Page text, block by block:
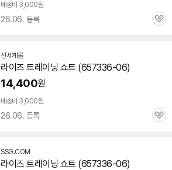
배송비 3,000원
26.06. 등록
관
신세계몰
라이즈 트레이닝 쇼트 (657336-06)
14,400원
배송비 3,000원
26.06. 등록
관
SSG.COM
라이즈 트레이닝 쇼트 (657336-06)